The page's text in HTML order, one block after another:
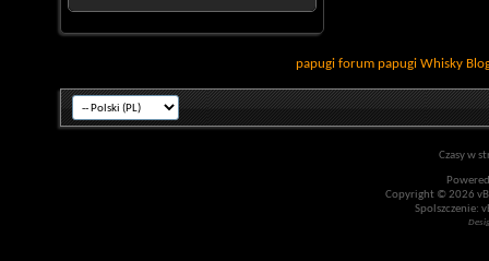
papugi forum papugi Whisky
Czasy w
Copyright © 2026
Spolszczenie: